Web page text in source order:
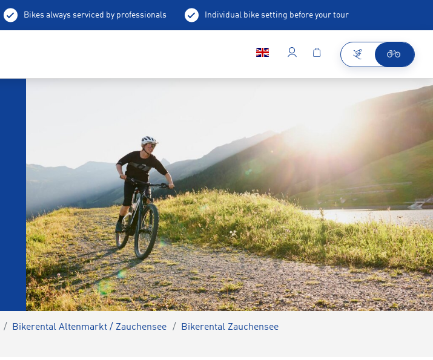
Bikes always serviced by professionals Individual bike setting before your tour
Bikerental Altenmarkt / Zauchensee
Bikerental Zauchensee